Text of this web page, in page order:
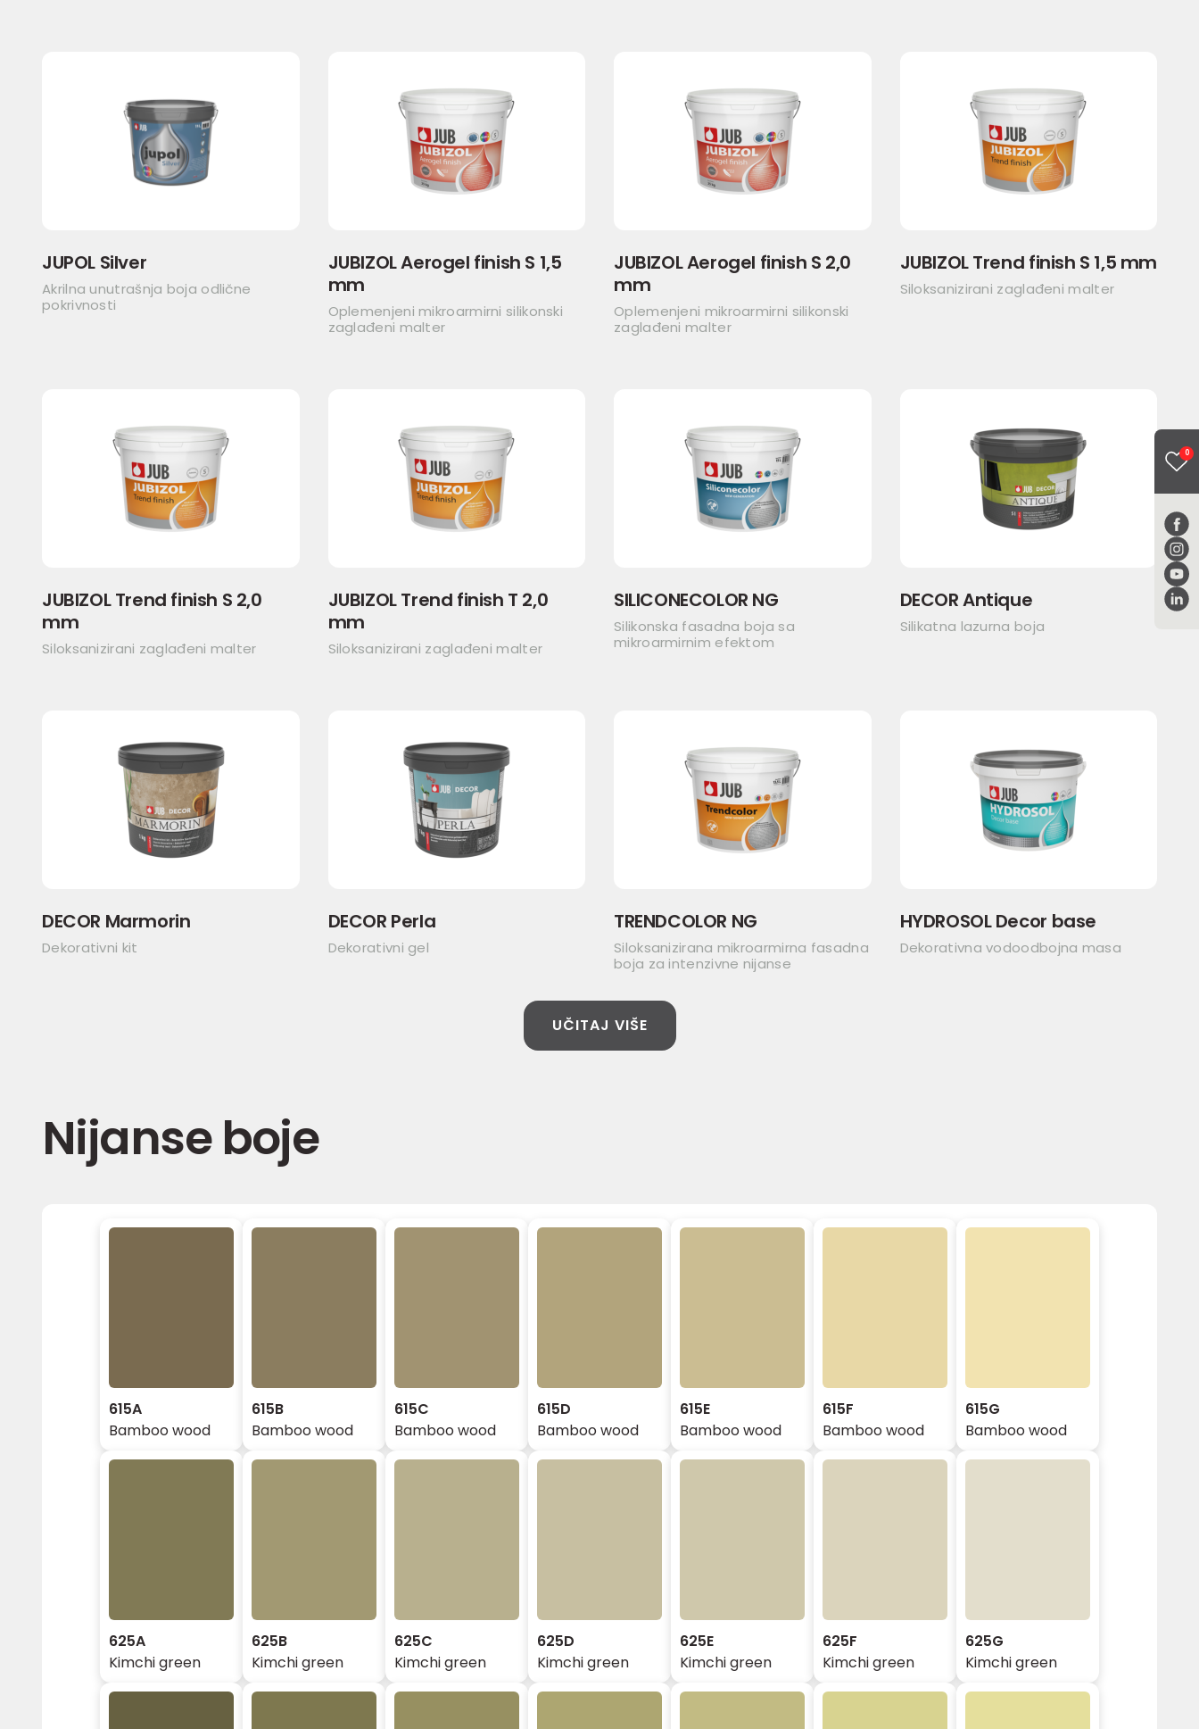
0
JUPOL Silver
Akrilna unutrašnja boja odlične
pokrivnosti
JUBIZOL Aerogel finish S 1,5
mm
Oplemenjeni mikroarmirni silikonski
zaglađeni malter
JUBIZOL Aerogel finish S 2,0
mm
Oplemenjeni mikroarmirni silikonski
zaglađeni malter
JUBIZOL Trend finish S 1,5 mm
Siloksanizirani zaglađeni malter
JUBIZOL Trend finish S 2,0
mm
Siloksanizirani zaglađeni malter
JUBIZOL Trend finish T 2,0
mm
Siloksanizirani zaglađeni malter
SILICONECOLOR NG
Silikonska fasadna boja sa
mikroarmirnim efektom
DECOR Antique
Silikatna lazurna boja
DECOR Marmorin
Dekorativni kit
DECOR Perla
Dekorativni gel
TRENDCOLOR NG
Siloksanizirana mikroarmirna fasadna
boja za intenzivne nijanse
HYDROSOL Decor base
Dekorativna vodoodbojna masa
UČITAJ VIŠE
Nijanse boje
615A
Bamboo wood
615B
Bamboo wood
615C
Bamboo wood
615D
Bamboo wood
615E
Bamboo wood
615F
Bamboo wood
615G
Bamboo wood
625A
Kimchi green
625B
Kimchi green
625C
Kimchi green
625D
Kimchi green
625E
Kimchi green
625F
Kimchi green
625G
Kimchi green